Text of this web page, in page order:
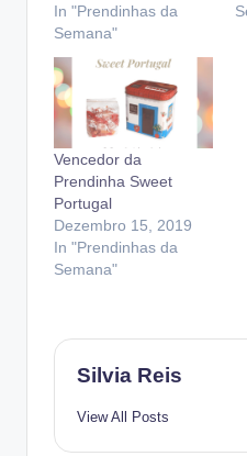
In "Prendinhas da
Semana"
Vencedor da
Prendinha Sweet
Portugal
Dezembro 15, 2019
In "Prendinhas da
Semana"
Silvia Reis
View All Posts